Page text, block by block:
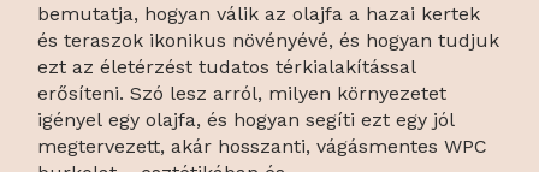
bemutatja, hogyan válik az olajfa a hazai kertek
és teraszok ikonikus növényévé, és hogyan tudjuk
ezt az életérzést tudatos térkialakítással
erősíteni. Szó lesz arról, milyen környezetet
igényel egy olajfa, és hogyan segíti ezt egy jól
megtervezett, akár hosszanti, vágásmentes WPC